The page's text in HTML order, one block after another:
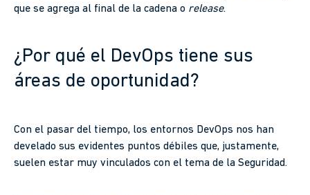
que se agrega al final de la cadena o release.
¿Por qué el DevOps tiene sus
áreas de oportunidad?
Con el pasar del tiempo, los entornos DevOps nos han
develado sus evidentes puntos débiles que, justamente,
suelen estar muy vinculados con el tema de la Seguridad.